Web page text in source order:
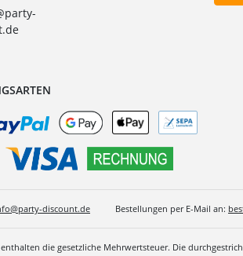
discount.de Bestellungen per E-Mail an:
die gesetzliche Mehrwertsteuer. Die